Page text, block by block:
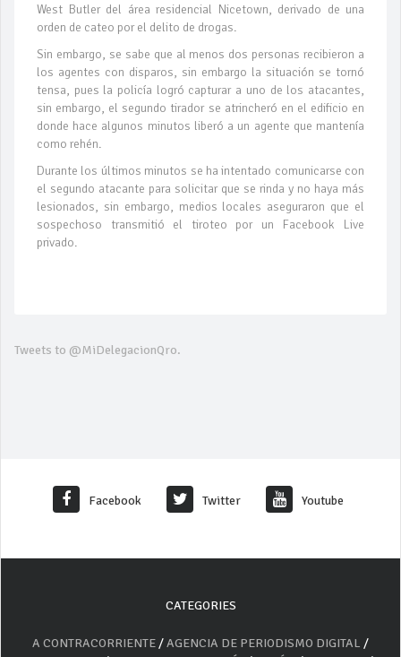
West Butler del área residencial Nicetown, derivado de una
orden de cateo por el delito de drogas.
Sin embargo, se sabe que al menos dos personas recibieron a
los agentes con disparos, sin embargo la situación se tornó
tensa, pues la policía logró capturar a uno de los atacantes,
sin embargo, el segundo tirador se atrincheró en el edificio en
donde hace algunos minutos liberó a un agente que mantenía
como rehén.
Durante los últimos minutos se ha intentado comunicarse con
el segundo atacante para solicitar que se rinda y no haya más
lesionados, sin embargo, medios locales aseguraron que el
sospechoso transmitió el tiroteo por un Facebook Live
privado.
Tweets to @MiDelegacionQro.
Facebook Twitter Youtube
CATEGORIES
A CONTRACORRIENTE/AGENCIA DE PERIODISMO DIGITAL /